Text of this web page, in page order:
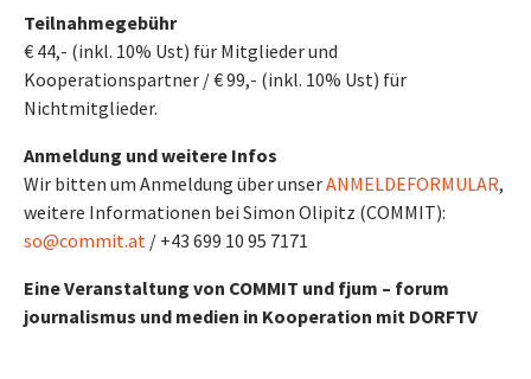
Teilnahmegebühr
€ 44,- (inkl. 10% Ust) für Mitglieder und
Kooperationspartner / € 99,- (inkl. 10% Ust) für
Nichtmitglieder.
Anmeldung und weitere Infos
Wir bitten um Anmeldung über unserANMELDEFORMULAR,
weitere Informationen bei Simon Olipitz (COMMIT):
so@commit.at / +43 699 10 95 7171
Eine Veranstaltung von COMMIT und fjum – forum
journalismus und medien in Kooperation mit DORFTV